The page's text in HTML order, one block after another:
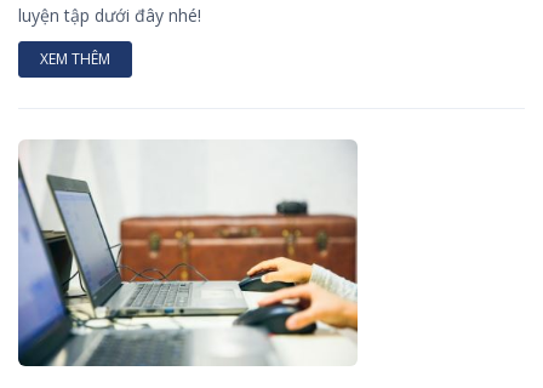
luyện tập dưới đây nhé!
XEM THÊM